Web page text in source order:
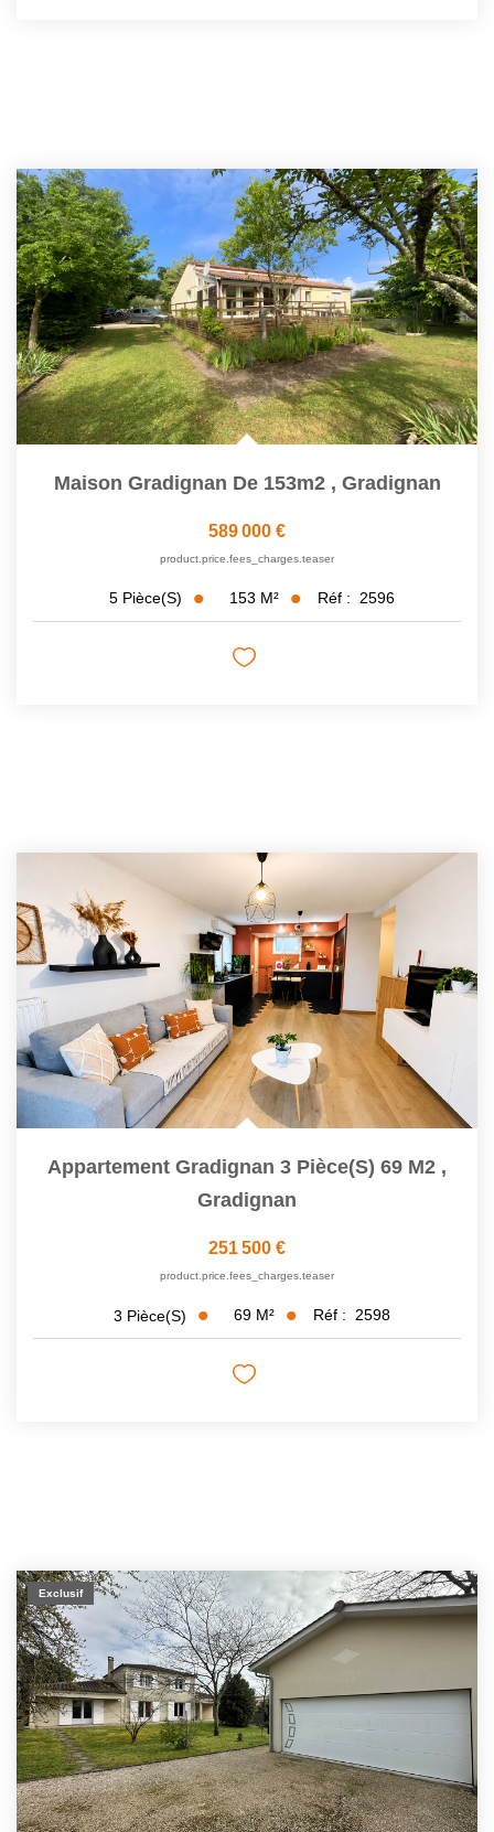
Maison Gradignan De 153m2 , Gradignan
589 000 €
product.price.fees_charges.teaser
5 Pièce(s) 153 M² Réf : 2596
Appartement Gradignan 3 Pièce(s) 69 M2 ,
Gradignan
251 500 €
product.price.fees_charges.teaser
3 Pièce(s) 69 M² Réf : 2598
Exclusif